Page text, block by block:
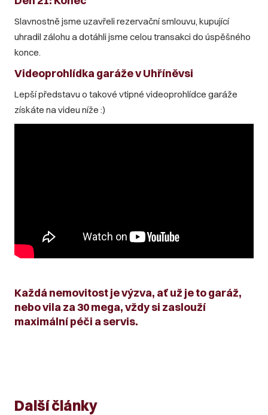
Slavnostně jsme uzavřeli rezervační smlouvu, kupující
uhradil zálohu a dotáhli jsme celou transakci do úspěšného
konce.
Videoprohlídka garáže v Uhříněvsi
Lepší představu o takové vtipné videoprohlídce garáže
získáte na videu níže :)
Každá nemovitost je výzva, ať už je to garáž,
nebo vila za 30 mega, vždy si zaslouží
maximální péči a servis.
Další články